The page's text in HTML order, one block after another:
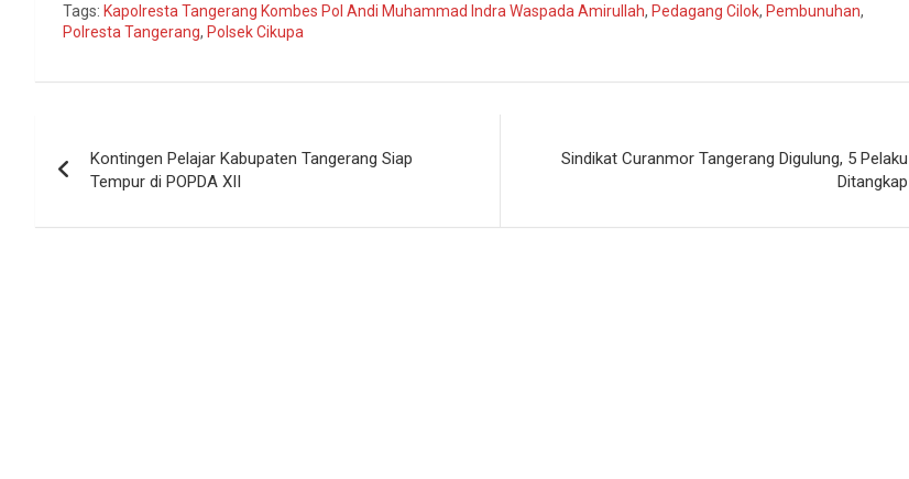
Tags: Kapolresta Tangerang Kombes Pol Andi Muhammad Indra Waspada Amirullah, Pedagang Cilok, Pembunuhan,
Polresta Tangerang, Polsek Cikupa
pos
Kontingen Pelajar Kabupaten Tangerang Siap
Tempur di POPDA XII
Sindikat Curanmor Tangerang Digulung, 5 Pelaku
Ditangkap